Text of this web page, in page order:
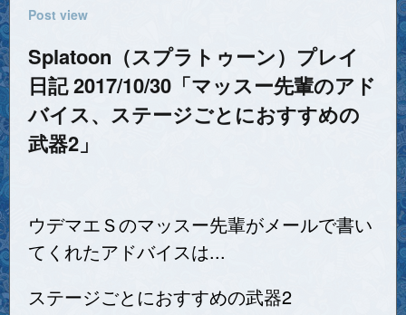
Post view
Splatoon（スプラトゥーン）プレイ
日記 2017/10/30「マッスー先輩のアド
バイス、ステージごとにおすすめの
武器2」
ウデマエＳのマッスー先輩がメールで書い
てくれたアドバイスは...
ステージごとにおすすめの武器2